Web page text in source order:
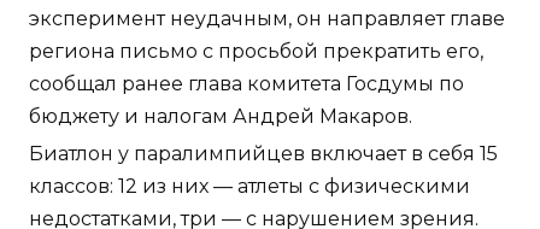
эксперимент неудачным, он направляет главе
региона письмо с просьбой прекратить его,
сообщал ранее глава комитета Госдумы по
бюджету и налогам Андрей Макаров.
Биатлон у паралимпийцев включает в себя 15
классов: 12 из них — атлеты с физическими
недостатками, три — с нарушением зрения.